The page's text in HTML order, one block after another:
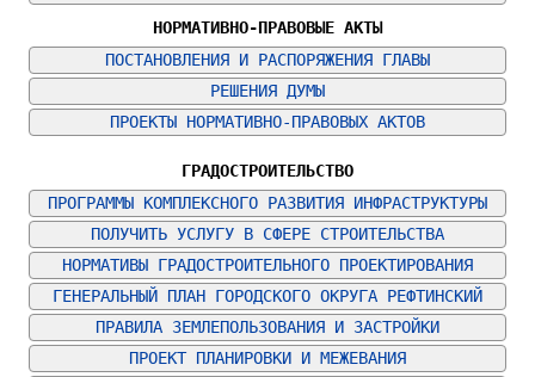
НОРМАТИВНО-ПРАВОВЫЕ АКТЫ
ПОСТАНОВЛЕНИЯ И РАСПОРЯЖЕНИЯ ГЛАВЫ
РЕШЕНИЯ ДУМЫ
ПРОЕКТЫ НОРМАТИВНО-ПРАВОВЫХ АКТОВ
ГРАДОСТРОИТЕЛЬСТВО
ПРОГРАММЫ КОМПЛЕКСНОГО РАЗВИТИЯ ИНФРАСТРУКТУРЫ
ПОЛУЧИТЬ УСЛУГУ В СФЕРЕ СТРОИТЕЛЬСТВА
НОРМАТИВЫ ГРАДОСТРОИТЕЛЬНОГО ПРОЕКТИРОВАНИЯ
ГЕНЕРАЛЬНЫЙ ПЛАН ГОРОДСКОГО ОКРУГА РЕФТИНСКИЙ
ПРАВИЛА ЗЕМЛЕПОЛЬЗОВАНИЯ И ЗАСТРОЙКИ
ПРОЕКТ ПЛАНИРОВКИ И МЕЖЕВАНИЯ